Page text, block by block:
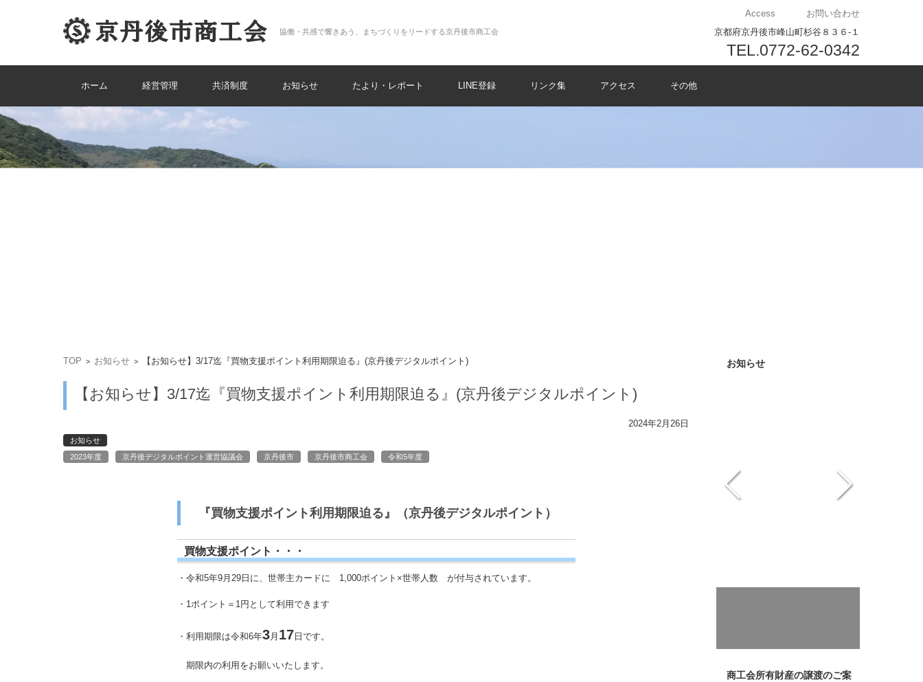
協働・共感で響きあう、まちづくりをリードする京丹後市商工会
Access
お問い合わせ
京都府京丹後市峰山町杉谷８３６-１
TEL.0772-62-0342
コンテンツに移動
ホーム
経営管理 共済制度 お知らせ たより・レポート LINE登録 リンク集 アクセス その他
TOP > お知らせ > 【お知らせ】3/17迄『買物支援ポイント利用期限迫る』(京丹後デジタルポイント)
【お知らせ】3/17迄『買物支援ポイント利用期限迫る』(京丹後デジタルポイント)
2024年2月26日
お知らせ
2023年度
京丹後デジタルポイント運営協議会 京丹後市 京丹後市商工会 令和5年度
『買物支援ポイント利用期限迫る』（京丹後デジタルポイント）
買物支援ポイント・・・
・令和5年9月29日に、世帯主カードに 1,000ポイント×世帯人数 が付与されています。
・1ポイント＝1円として利用できます
​・利用期限は令和6年3月 17 日です。
期限内の利用をお願いいたします。
お知らせ
商工会所有財産の譲渡のご案